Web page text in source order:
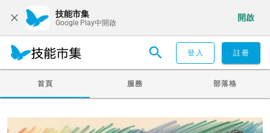
技能市集
Google Play中開啟
開啟
登入 註冊
首頁 服務 部落格